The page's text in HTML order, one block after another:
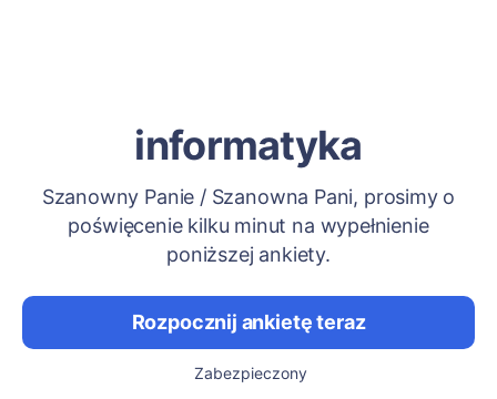
informatyka
Szanowny Panie / Szanowna Pani, prosimy o
poświęcenie kilku minut na wypełnienie
poniższej ankiety.
Rozpocznij ankietę teraz
Zabezpieczony